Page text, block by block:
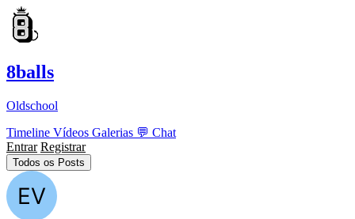
8balls
Oldschool
Timeline Vídeos Galerias 💬 Chat
Entrar Registrar
Todos os Posts